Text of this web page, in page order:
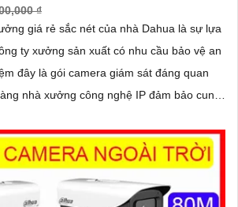
₫
giá rẻ sắc nét của nhà Dahua là sự lựa
ty xưởng sản xuất có nhu cầu bảo vệ an
đây là gói camera giám sát đáng quan
bảo vệ an ninh cho xưởng sản xuất